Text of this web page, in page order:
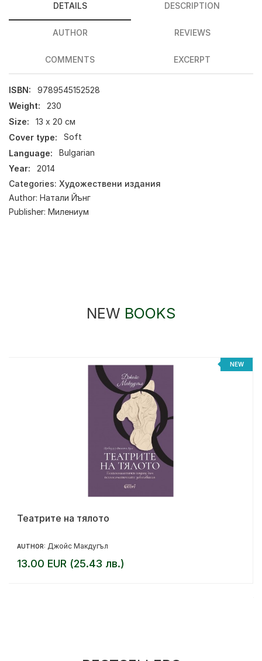
DETAILS DESCRIPTION
AUTHOR REVIEWS
COMMENTS EXCERPT
ISBN:
9789545152528
Weight:
230
Size:
13 х 20 см
Cover type:
Soft
Language:
Bulgarian
Year:
2014
Categories: Художествени издания
Author: Натали Йънг
Publisher: Милениум
NEW BOOKS
NEW
Театрите на тялото
AUTHOR: Джойс Макдугъл
13.00 EUR (25.43 лв.)